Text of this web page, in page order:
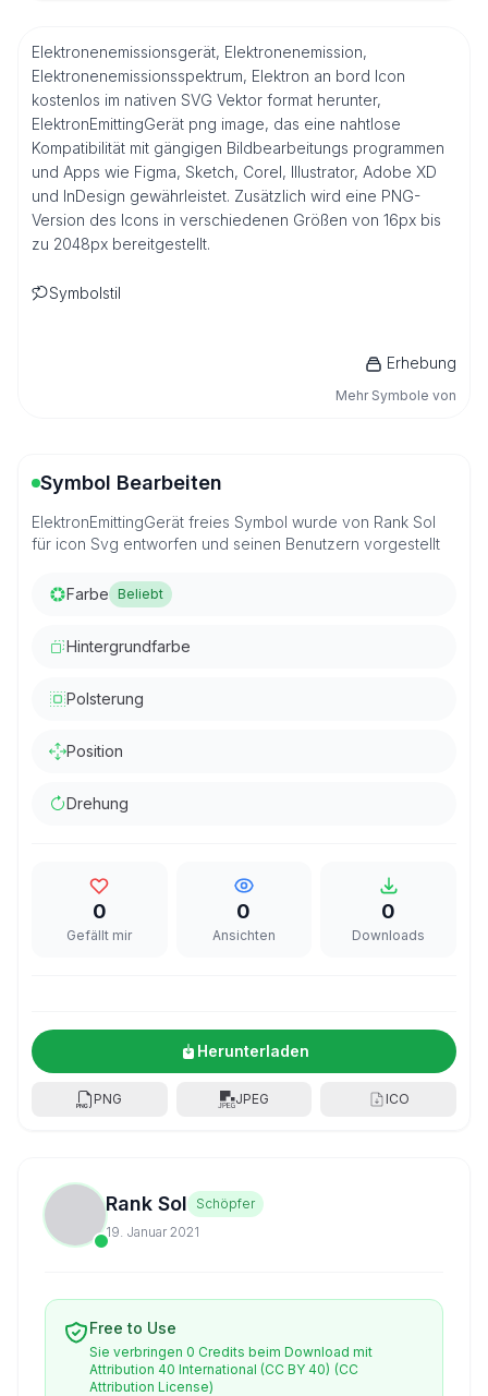
Elektronenemissionsgerät, Elektronenemission,
Elektronenemissionsspektrum, Elektron an bord Icon
kostenlos im nativen SVG Vektor format herunter,
ElektronEmittingGerät png image, das eine nahtlose
Kompatibilität mit gängigen Bildbearbeitungs programmen
und Apps wie Figma, Sketch, Corel, Illustrator, Adobe XD
und InDesign gewährleistet. Zusätzlich wird eine PNG-
Version des Icons in verschiedenen Größen von 16px bis
zu 2048px bereitgestellt.
Symbolstil
Erhebung
Mehr Symbole von
Symbol Bearbeiten
ElektronEmittingGerät freies Symbol wurde von Rank Sol
für icon Svg entworfen und seinen Benutzern vorgestellt
Farbe Beliebt
Hintergrundfarbe
Polsterung
Position
Drehung
0
Gefällt mir
0
Ansichten
0
Downloads
Herunterladen
PNG JPEG ICO
Rank Sol
Schöpfer
19. Januar 2021
Free to Use
Sie verbringen 0 Credits beim Download mit
Attribution 40 International (CC BY 40) (CC
Attribution License)